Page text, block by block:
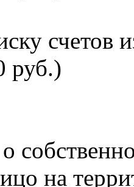
счетов
руб.)
на